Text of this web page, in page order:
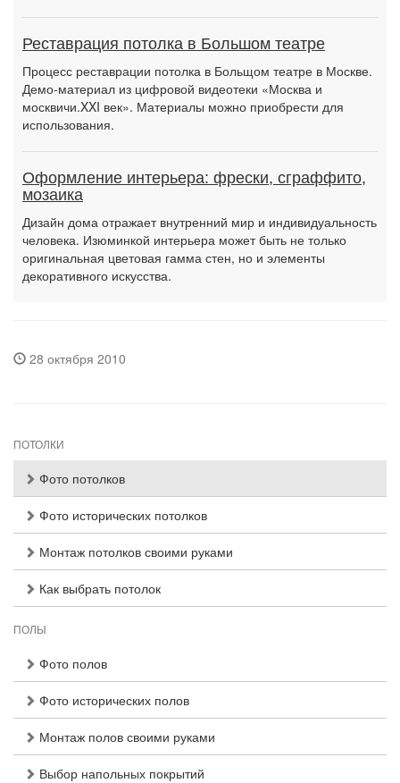
Реставрация потолка в Большом театре
Процесс реставрации потолка в Больщом театре в Москве.
Демо-материал из цифровой видеотеки «Москва и
москвичи.XXI век». Материалы можно приобрести для
использования.
Оформление интерьера: фрески, сграффито,
мозаика
Дизайн дома отражает внутренний мир и индивидуальность
человека. Изюминкой интерьера может быть не только
оригинальная цветовая гамма стен, но и элементы
декоративного искусства.
28 октября 2010
ПОТОЛКИ
Фото потолков
Фото исторических потолков
Монтаж потолков своими руками
Как выбрать потолок
ПОЛЫ
Фото полов
Фото исторических полов
Монтаж полов своими руками
Выбор напольных покрытий